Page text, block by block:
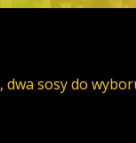
dwa sosy do